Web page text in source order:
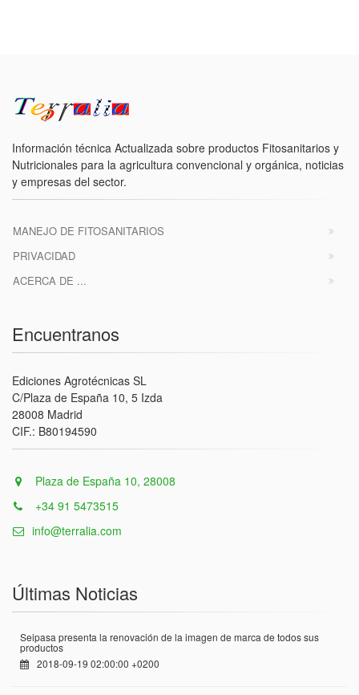
Información técnica Actualizada sobre productos Fitosanitarios y
Nutricionales para la agricultura convencional y orgánica, noticias
y empresas del sector.
MANEJO DE FITOSANITARIOS
PRIVACIDAD
ACERCA DE ...
Encuentranos
Ediciones Agrotécnicas SL
C/Plaza de España 10, 5 Izda
28008 Madrid
CIF.: B80194590
Plaza de España 10, 28008
+34 91 5473515
info@terralia.com
Últimas Noticias
Seipasa presenta la renovación de la imagen de marca de todos sus
productos
2018-09-19 02:00:00 +0200